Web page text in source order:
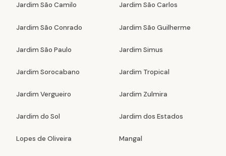
Jardim São Camilo Jardim São Carlos
Jardim São Conrado Jardim São Guilherme
Jardim São Paulo Jardim Simus
Jardim Sorocabano Jardim Tropical
Jardim Vergueiro Jardim Zulmira
Jardim do Sol Jardim dos Estados
Lopes de Oliveira Mangal